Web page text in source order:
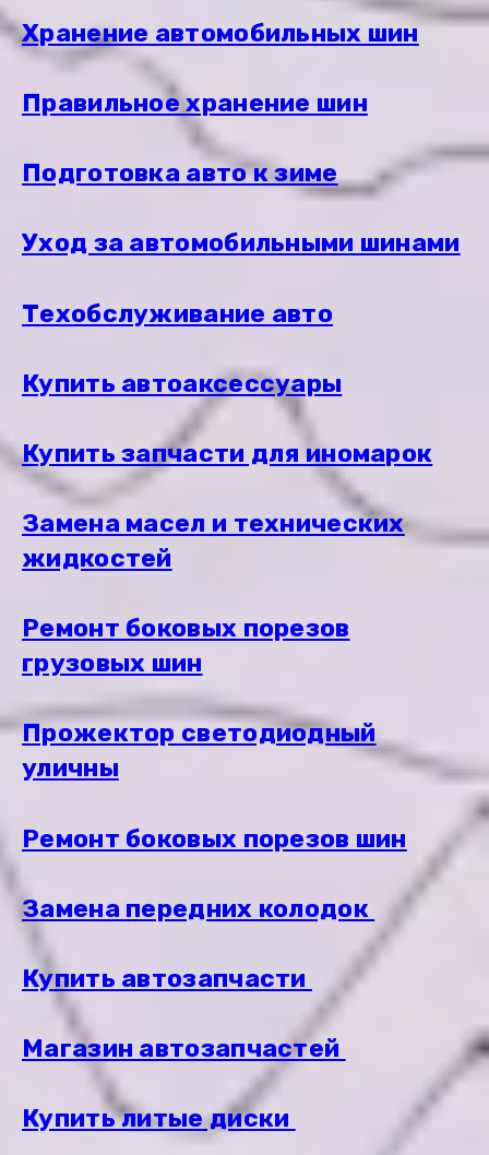
Хранение автомобильных шин
Правильное хранение шин
Подготовка авто к зиме
Уход за автомобильными шинами
Техобслуживание авто
Купить автоаксессуары
Купить запчасти для иномарок
Замена масел и технических
жидкостей
Ремонт боковых порезов
грузовых шин
Прожектор светодиодный
уличны
Ремонт боковых порезов шин
Замена передних колодок
Купить автозапчасти
Магазин автозапчастей
Купить литые диски